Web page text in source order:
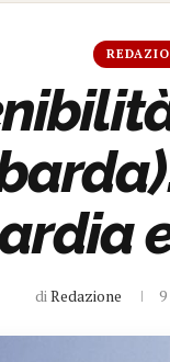
diRedazione